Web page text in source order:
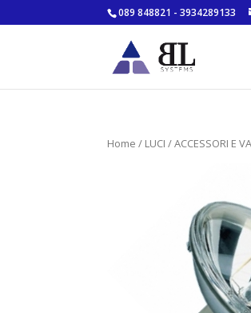
089 848821 - 3934289133
Home / LUCI /ACCESSORI E